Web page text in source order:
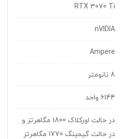
RTX 3070 Ti
nVIDIA
Ampere
8 نانومتر
6144 واحد
در حالت اورکلاک 1800 مگاهرتز و
در حالت گیمینگ 1770 مگاهرتز